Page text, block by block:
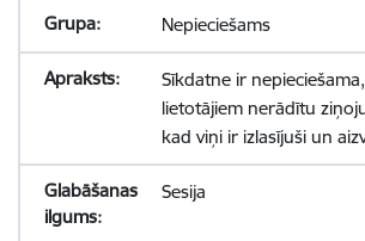
Nepieciešams
Sīkdatne ir
lietotājiem nerādītu
kad viņi ir izlasījuši un
Sesija